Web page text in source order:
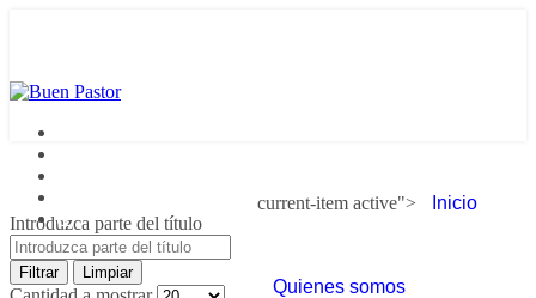
current-item active"> Inicio
Quienes somos
Introduzca parte del título
Filtrar Limpiar